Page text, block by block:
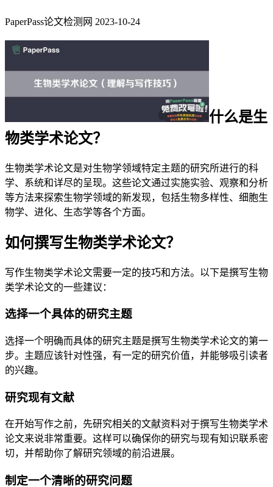
PaperPass论文检测网 2023-10-24
什么是生
物类学术论文？
生物类学术论文是对生物学领域特定主题的研究所进行的科
学、系统和详尽的呈现。这些论文通过实施实验、观察和分析
等方法来探索生物学领域的新发现，包括生物多样性、细胞生
物学、进化、生态学等各个方面。
如何撰写生物类学术论文？
写作生物类学术论文需要一定的技巧和方法。以下是撰写生物
类学术论文的一些建议：
选择一个具体的研究主题
选择一个明确而具体的研究主题是撰写生物类学术论文的第一
步。主题应该针对性强，有一定的研究价值，并能够吸引读者
的兴趣。
研究现有文献
在开始写作之前，先研究相关的文献资料对于撰写生物类学术
论文来说非常重要。这样可以确保你的研究与现有知识联系密
切，并帮助你了解研究领域的前沿进展。
制定一个清晰的研究问题